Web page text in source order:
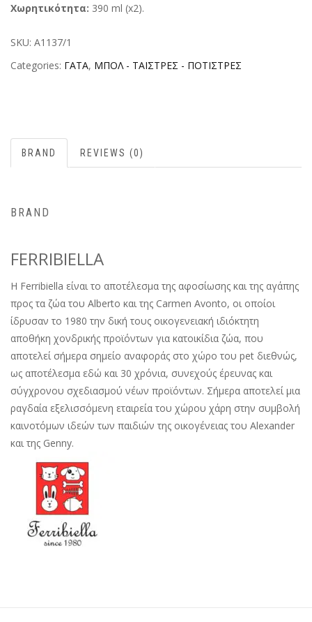
Χωρητικότητα: 390 ml (x2).
SKU: A1137/1
Categories: ΓΑΤΑ, ΜΠΟΛ - ΤΑΪΣΤΡΕΣ - ΠΟΤΙΣΤΡΕΣ
BRAND REVIEWS (0)
BRAND
FERRIBIELLA
H Ferribiella είναι το αποτέλεσμα της αφοσίωσης και της αγάπης
προς τα ζώα του Alberto και της Carmen Avonto, οι οποίοι
ίδρυσαν το 1980 την δική τους οικογενειακή ιδιόκτητη
αποθήκη χονδρικής προϊόντων για κατοικίδια ζώα, που
αποτελεί σήμερα σημείο αναφοράς στο χώρο του pet διεθνώς,
ως αποτέλεσμα εδώ και 30 χρόνια, συνεχούς έρευνας και
σύγχρονου σχεδιασμού νέων προϊόντων. Σήμερα αποτελεί μια
ραγδαία εξελισσόμενη εταιρεία του χώρου χάρη στην συμβολή
καινοτόμων ιδεών των παιδιών της οικογένειας του Alexander
και της Genny.